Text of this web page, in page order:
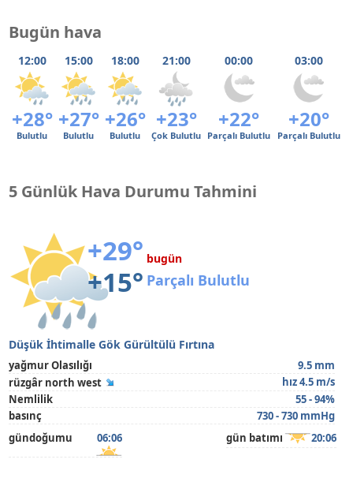
Bugün hava
12:00 15:00 18:00 21:00 00:00 03:00
+28° +27° +26° +23° +22° +20°
Bulutlu Bulutlu Bulutlu Çok Bulutlu Parçalı Bulutlu Parçalı Bulutlu
5 Günlük Hava Durumu Tahmini
+29°
+15°
bugün
Parçalı Bulutlu
Düşük İhtimalle Gök Gürültülü Fırtına
yağmur Olasılığı
9.5 mm
rüzgâr north west
hız 4.5 m/s
Nemlilik
55 - 94%
basınç
730 - 730 mmHg
gündoğumu
06:06 gün batımı 20:06